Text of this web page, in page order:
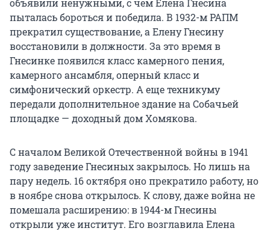
объявили ненужными, с чем Елена Гнесина
пыталась бороться и победила. В 1932-м РАПМ
прекратил существование, а Елену Гнесину
восстановили в должности. За это время в
Гнесинке появился класс камерного пения,
камерного ансамбля, оперный класс и
симфонический оркестр. А еще техникуму
передали дополнительное здание на Собачьей
площадке — доходный дом Хомякова.
С началом Великой Отечественной войны в 1941
году заведение Гнесиных закрылось. Но лишь на
пару недель. 16 октября оно прекратило работу, но
в ноябре снова открылось. К слову, даже война не
помешала расширению:в 1944-мГнесины
открыли уже институт. Его возглавила Елена